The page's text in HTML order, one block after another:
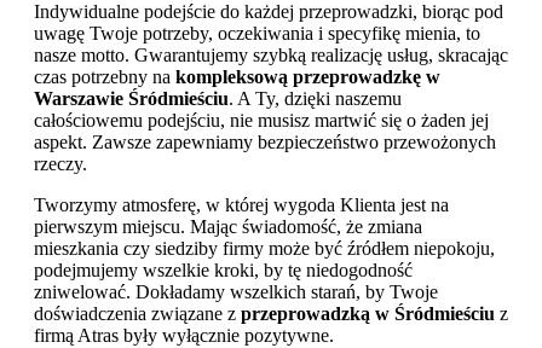
Indywidualne podejście do każdej przeprowadzki, biorąc pod
uwagę Twoje potrzeby, oczekiwania i specyfikę mienia, to
nasze motto. Gwarantujemy szybką realizację usług, skracając
czas potrzebny na kompleksową przeprowadzkę w
Warszawie Śródmieściu. A Ty, dzięki naszemu
całościowemu podejściu, nie musisz martwić się o żaden jej
aspekt. Zawsze zapewniamy bezpieczeństwo przewożonych
rzeczy.
Tworzymy atmosferę, w której wygoda Klienta jest na
pierwszym miejscu. Mając świadomość, że zmiana
mieszkania czy siedziby firmy może być źródłem niepokoju,
podejmujemy wszelkie kroki, by tę niedogodność
zniwelować. Dokładamy wszelkich starań, by Twoje
doświadczenia związane z przeprowadzką w Śródmieściu z
firmą Atras były wyłącznie pozytywne.